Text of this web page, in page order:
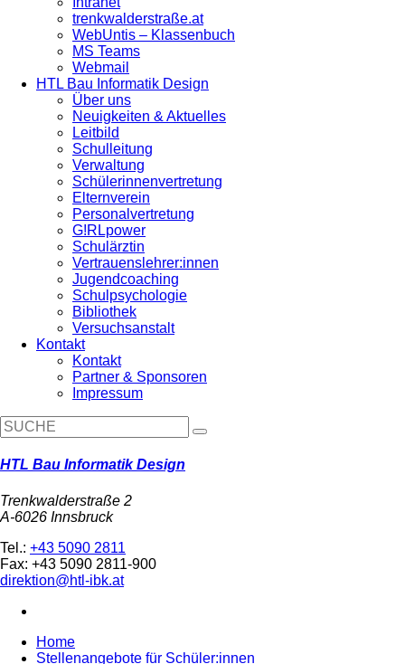
trenkwalderstraße.at
WebUntis – Klassenbuch
MS Teams
Webmail
HTL Bau Informatik Design
Über uns
Neuigkeiten & Aktuelles
Leitbild
Schulleitung
Verwaltung
Schülerinnenvertretung
Elternverein
Personalvertretung
G!RLpower
Schulärztin
Vertrauenslehrer:innen
Jugendcoaching
Schulpsychologie
Bibliothek
Versuchsanstalt
Kontakt
Kontakt
Partner & Sponsoren
Impressum
HTL Bau Informatik Design
Trenkwalderstraße 2
A-6026 Innsbruck
Tel.: +43 5090 2811
Fax: +43 5090 2811-900
direktion@htl-ibk.at
Home
Stellenangebote für Schüler:innen